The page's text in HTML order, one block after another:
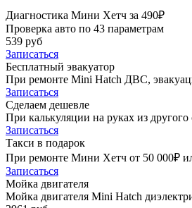
Диагностика Мини Хетч за 490₽
Проверка авто по 43 параметрам
539 руб
Записаться
Бесплатный эвакуатор
При ремонте Mini Hatch ДВС,
Записаться
Сделаем дешевле
При калькуляции на руках из
Записаться
Такси в подарок
При ремонте Мини Хетч от 50 000₽
Записаться
Мойка двигателя
Мойка двигателя Mini Hatch